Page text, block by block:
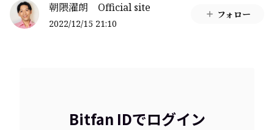
朝隈濯朗 Official site
2022/12/15 21:10
フォロー
Bitfan IDでログイン